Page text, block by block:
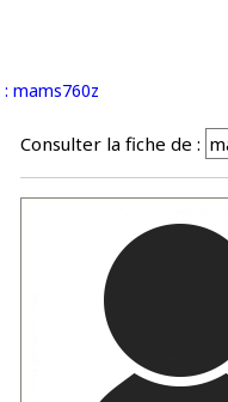
mams760z
Consulter la fiche de :